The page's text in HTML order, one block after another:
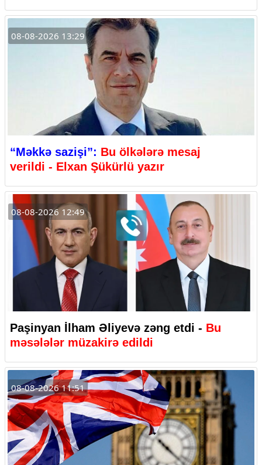
08-08-2026 13:29
“Məkkə sazişi”: Bu ölkələrə mesaj
verildi - Elxan Şükürlü yazır
08-08-2026 12:49
Paşinyan İlham Əliyevə zəng etdi - Bu
məsələlər müzakirə edildi
08-08-2026 11:51